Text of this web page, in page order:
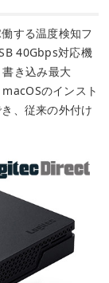
する温度検知フ
40Gbps対応機
き込み最大
のインスト
、従来の外付け